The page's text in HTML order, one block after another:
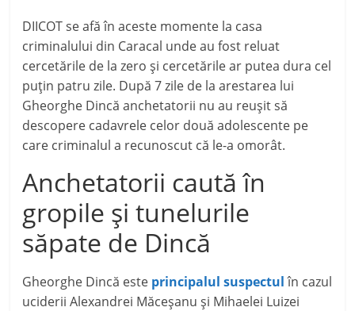
DIICOT se afă în aceste momente la casa
criminalului din Caracal unde au fost reluat
cercetările de la zero și cercetările ar putea dura cel
puțin patru zile. După 7 zile de la arestarea lui
Gheorghe Dincă anchetatorii nu au reușit să
descopere cadavrele celor două adolescente pe
care criminalul a recunoscut că le-a omorât.
Anchetatorii caută în
gropile și tunelurile
săpate de Dincă
Gheorghe Dincă este principalul suspectulîn cazul
uciderii Alexandrei Măceșanu și Mihaelei Luizei